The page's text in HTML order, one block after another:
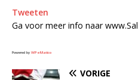
Tweeten
Ga voor meer info naar
Powered by WPeMatico
VORIGE